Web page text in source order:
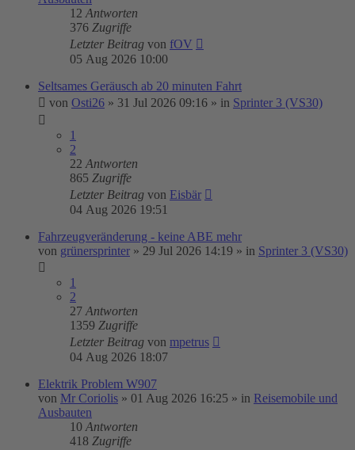
12 Antworten
376 Zugriffe
Letzter Beitrag von fOV
05 Aug 2026 10:00
Seltsames Geräusch ab 20 minuten Fahrt
von Osti26 » 31 Jul 2026 09:16 » in Sprinter 3 (VS30)
1
2
22 Antworten
865 Zugriffe
Letzter Beitrag von Eisbär
04 Aug 2026 19:51
Fahrzeugveränderung - keine ABE mehr
von grünersprinter » 29 Jul 2026 14:19 » in Sprinter 3 (VS30)
1
2
27 Antworten
1359 Zugriffe
Letzter Beitrag von mpetrus
04 Aug 2026 18:07
Elektrik Problem W907
von Mr Coriolis » 01 Aug 2026 16:25 » in Reisemobile und
Ausbauten
10 Antworten
418 Zugriffe